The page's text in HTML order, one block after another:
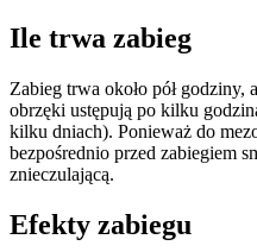
Ile trwa zabieg
Zabieg trwa około pół
obrzęki ustępują po kilku
kilku dniach). Ponieważ do
bezpośrednio przed zabiegiem
znieczulającą.
Efekty zabiegu